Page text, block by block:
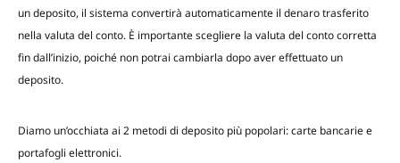
un deposito, il sistema convertirà automaticamente il denaro trasferito
nella valuta del conto. È importante scegliere la valuta del conto corretta
fin dall’inizio, poiché non potrai cambiarla dopo aver effettuato un
deposito.
Diamo un’occhiata ai 2 metodi di deposito più popolari: carte bancarie e
portafogli elettronici.